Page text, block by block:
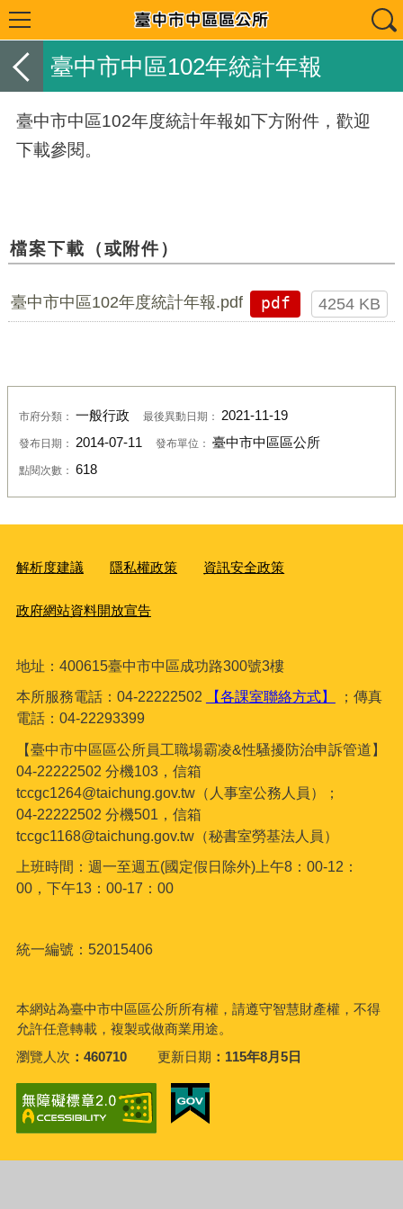
臺中市中區102年統計年報
臺中市中區102年度統計年報如下方附件，歡迎
下載參閱。
檔案下載（或附件）
臺中市中區102年度統計年報.pdf pdf 4254 KB
市府分類： 一般行政 最後異動日期： 2021-11-19
發布日期： 2014-07-11 發布單位： 臺中市中區區公所
點閱次數： 618
解析度建議 隱私權政策 資訊安全政策
政府網站資料開放宣告
地址：400615臺中市中區成功路300號3樓
本所服務電話：04-22222502 【各課室聯絡方式】
；傳真
電話：04-22293399
【臺中市中區區公所員工職場霸凌&性騷擾防治申訴管道】
04-22222502 分機103，信箱
tccgc1264@taichung.gov.tw（人事室公務人員）；
04-22222502 分機501，信箱
tccgc1168@taichung.gov.tw（秘書室勞基法人員）
上班時間：週一至週五(國定假日除外)上午8：00-12：
00，下午13：00-17：00
統一編號：52015406
本網站為臺中市中區區公所所有權，請遵守智慧財產權，不得
允許任意轉載，複製或做商業用途。
瀏覽人次
460710 更新日期 115年8月5日